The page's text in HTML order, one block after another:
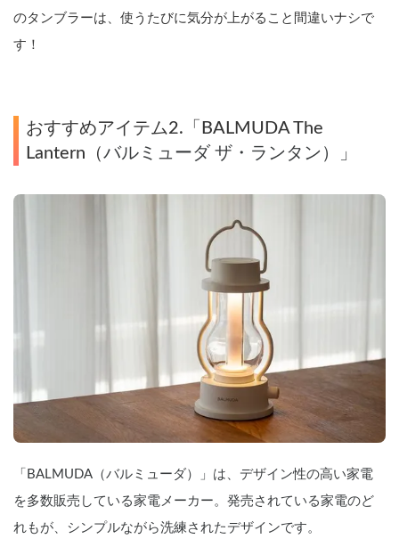
のタンブラーは、使うたびに気分が上がること間違いナシで
す！
おすすめアイテム2.「BALMUDA The
Lantern（バルミューダ ザ・ランタン）」
「BALMUDA（バルミューダ）」は、デザイン性の高い家電
を多数販売している家電メーカー。発売されている家電のど
れもが、シンプルながら洗練されたデザインです。